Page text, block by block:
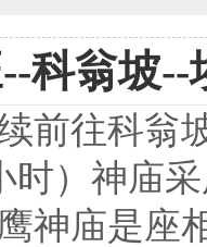
科翁坡
前往科翁
时）神庙
神庙是座